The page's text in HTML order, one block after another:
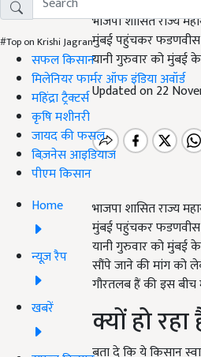
#Top on Krishi Jagran
सफल किसान
मिलेनियर फार्मर ऑफ इंडिया अवॉर्ड
महिंद्रा ट्रैक्टर्स
कृषि मशीनरी
जायद की फसल
बिज़नेस आइडियाज
पीएम किसान
Home
न्यूज़ रैप
खबरें
भाजपा शासित राज्य
मुंबई पहुंचकर फडणवीस
यानी गुरुवार को मुंबई
Updated on 22
भाजपा शासित राज्य
मुंबई पहुंचकर फडणवीस
यानी गुरुवार को मुंबई
सौंपे जाने की मांग को
गौरतलब हैं की इस बीच
क्यों हो
बता दे कि ये किसान